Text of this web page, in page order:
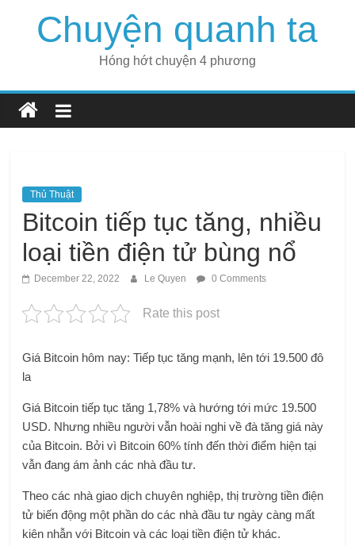
Chuyện quanh ta
Hóng hớt chuyện 4 phương
Thủ Thuật
Bitcoin tiếp tục tăng, nhiều
loại tiền điện tử bùng nổ
December 22, 2022 Le Quyen 0 Comments
Rate this post
Giá Bitcoin hôm nay: Tiếp tục tăng mạnh, lên tới 19.500 đô
la
Giá Bitcoin tiếp tục tăng 1,78% và hướng tới mức 19.500
USD. Nhưng nhiều người vẫn hoài nghi về đà tăng giá này
của Bitcoin. Bởi vì Bitcoin 60% tính đến thời điểm hiện tại
vẫn đang ám ảnh các nhà đầu tư.
Theo các nhà giao dịch chuyên nghiệp, thị trường tiền điện
tử biến động một phần do các nhà đầu tư ngày càng mất
kiên nhẫn với Bitcoin và các loại tiền điện tử khác.